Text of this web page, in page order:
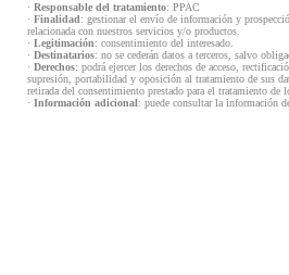
· Responsable del tratamiento: PPAC
· Finalidad: gestionar el envío de información y
relacionada con nuestros servicios y/o productos.
· Legitimación: consentimiento del interesado.
· Destinatarios: no se cederán datos a terceros, salvo
· Derechos: podrá ejercer los derechos de acceso,
supresión, portabilidad y oposición al tratamiento de sus
retirada del consentimiento prestado para el tratamiento de
· Información adicional: puede consultar la información